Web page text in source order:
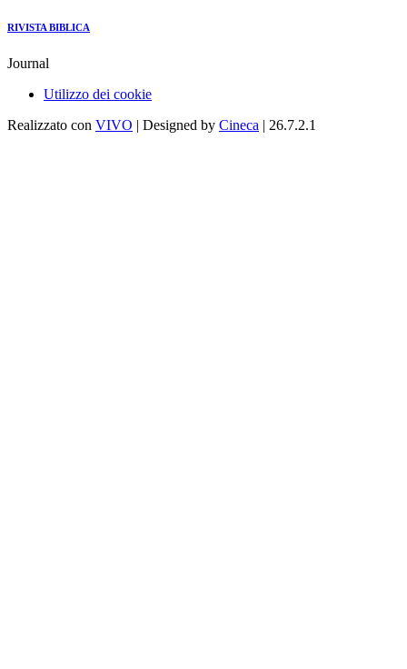
RIVISTA BIBLICA
Journal
Utilizzo dei cookie
Realizzato con VIVO | Designed by Cineca | 26.7.2.1